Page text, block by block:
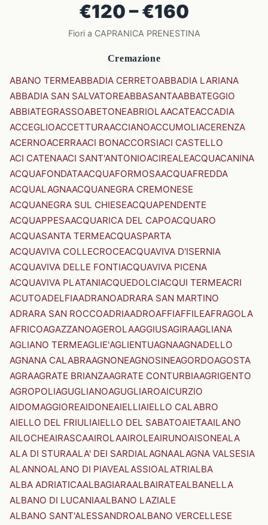
€120 – €160
Fiori a CAPRANICA PRENESTINA
Cremazione
ABANO TERMEABBADIA CERRETOABBADIA LARIANA
ABBADIA SAN SALVATOREABBASANTAABBATEGGIO
ABBIATEGRASSOABETONEABRIOLAACATEACCADIA
ACCEGLIOACCETTURAACCIANOACCUMOLIACERENZA
ACERNOACERRAACI BONACCORSIACI CASTELLO
ACI CATENAACI SANT'ANTONIOACIREALEACQUACANINA
ACQUAFONDATAACQUAFORMOSAACQUAFREDDA
ACQUALAGNAACQUANEGRA CREMONESE
ACQUANEGRA SUL CHIESEACQUAPENDENTE
ACQUAPPESAACQUARICA DEL CAPOACQUARO
ACQUASANTA TERMEACQUASPARTA
ACQUAVIVA COLLECROCEACQUAVIVA D'ISERNIA
ACQUAVIVA DELLE FONTIACQUAVIVA PICENA
ACQUAVIVA PLATANIACQUEDOLCIACQUI TERMEACRI
ACUTOADELFIAADRANOADRARA SAN MARTINO
ADRARA SAN ROCCOADRIAADROAFFIAFFILEAFRAGOLA
AFRICOAGAZZANOAGEROLAAGGIUSAGIRAAGLIANA
AGLIANO TERMEAGLIE'AGLIENTUAGNAAGNADELLO
AGNANA CALABRAAGNONEAGNOSINEAGORDOAGOSTA
AGRAAGRATE BRIANZAAGRATE CONTURBIAAGRIGENTO
AGROPOLIAGUGLIANOAGUGLIAROAICURZIO
AIDOMAGGIOREAIDONEAIELLIAIELLO CALABRO
AIELLO DEL FRIULIAIELLO DEL SABATOAIETAAILANO
AILOCHEAIRASCAAIROLAAIROLEAIRUNOAISONEALA
ALA DI STURAALA' DEI SARDIALAGNAALAGNA VALSESIA
ALANNOALANO DI PIAVEALASSIOALATRIALBA
ALBA ADRIATICAALBAGIARAALBAIRATEALBANELLA
ALBANO DI LUCANIAALBANO LAZIALE
ALBANO SANT'ALESSANDROALBANO VERCELLESE